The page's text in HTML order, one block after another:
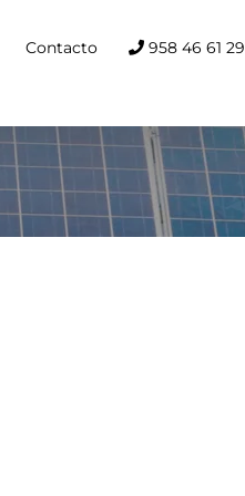
Contacto 958 46 61 29